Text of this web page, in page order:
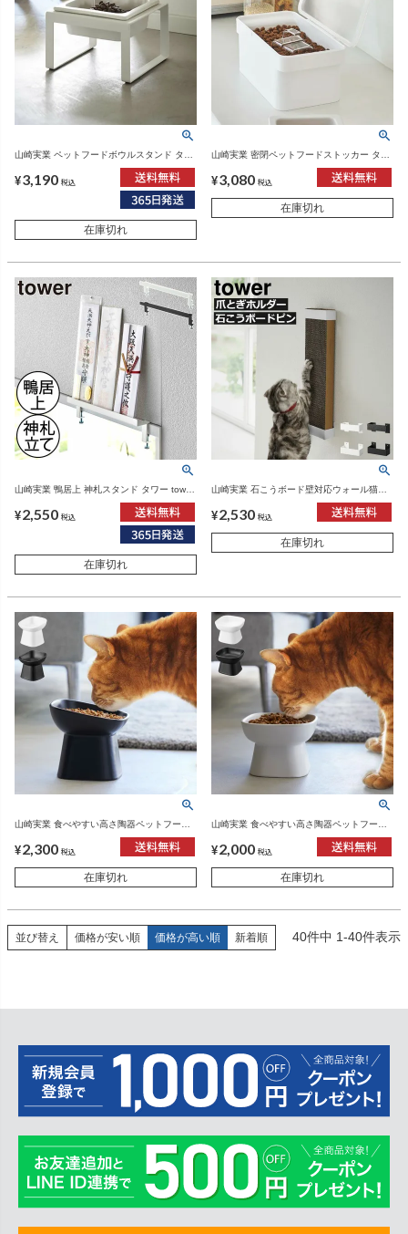
山崎実業 ペットフードボウルスタンド タワ
ー トール tower | インテリア雑貨・タワーシ
リーズ
¥3,190 税込
在庫切れ
山崎実業 密閉ペットフードストッカー タワ
ー 1.5kg 計量カップ付 tower | インテリア雑
貨・タワーシリーズ
¥3,080 税込
在庫切れ
山崎実業 鴨居上 神札スタンド タワー tower
| インテリア雑貨・タワーシリーズ
¥2,550 税込
在庫切れ
山崎実業 石こうボード壁対応ウォール猫用
爪とぎホルダー タワー tower | インテリア雑
貨・タワーシリーズ
¥2,530 税込
在庫切れ
山崎実業 食べやすい高さ陶器ペットフード
ボウル タワー 斜めトール tower | インテリ
ア雑貨・タワーシリーズ
¥2,300 税込
在庫切れ
山崎実業 食べやすい高さ陶器ペットフード
ボウル タワー tower | インテリア雑貨・タワ
ーシリーズ
¥2,000 税込
在庫切れ
並び替え 価格が安い順 価格が高い順 新着順 40件中 1-40件表示